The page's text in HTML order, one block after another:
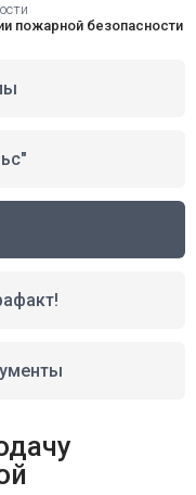
пожарной безопасности